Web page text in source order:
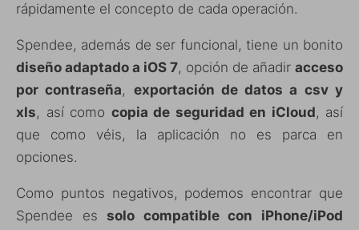
rápidamente el concepto de cada operación.
Spendee, además de ser funcional, tiene un bonito
diseño adaptado a iOS 7, opción de añadir acceso
por contraseña, exportación de datos a csv y
xls, así como copia de seguridad en iCloud, así
que como véis, la aplicación no es parca en
opciones.
Como puntos negativos, podemos encontrar que
Spendee es solo compatible con iPhone/iPod